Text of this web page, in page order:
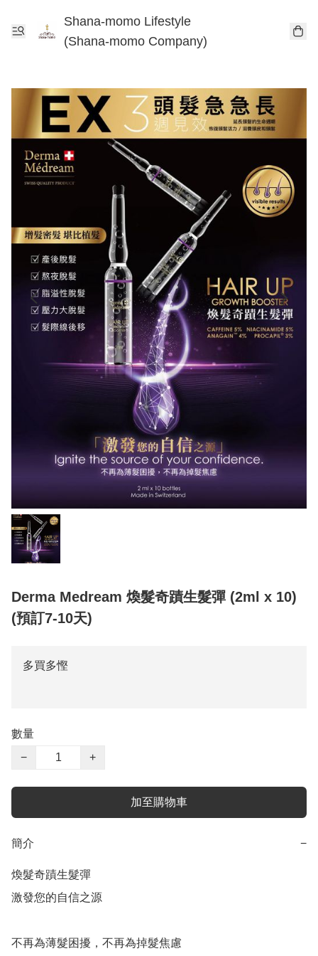
Shana-momo Lifestyle
(Shana-momo Company)
Derma Medream 煥髮奇蹟生髮彈 (2ml x 10)
(預訂7-10天)
多買多慳
數量
−
+
加至購物車
簡介 −
煥髮奇蹟生髮彈
激發您的自信之源
不再為薄髮困擾，不再為掉髮焦慮